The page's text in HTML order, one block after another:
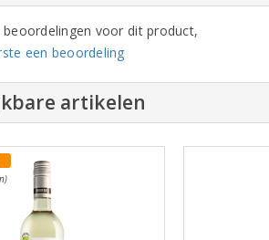
beoordelingen voor dit product,
een beoordeling
artikelen